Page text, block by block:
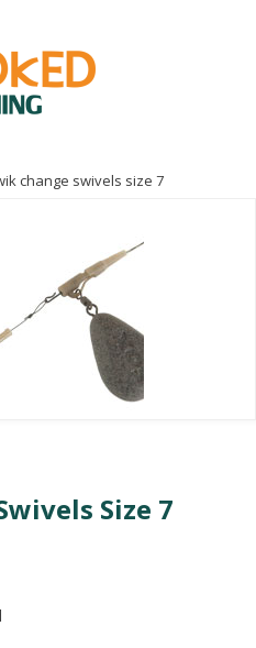
change swivels size 7
Size 7